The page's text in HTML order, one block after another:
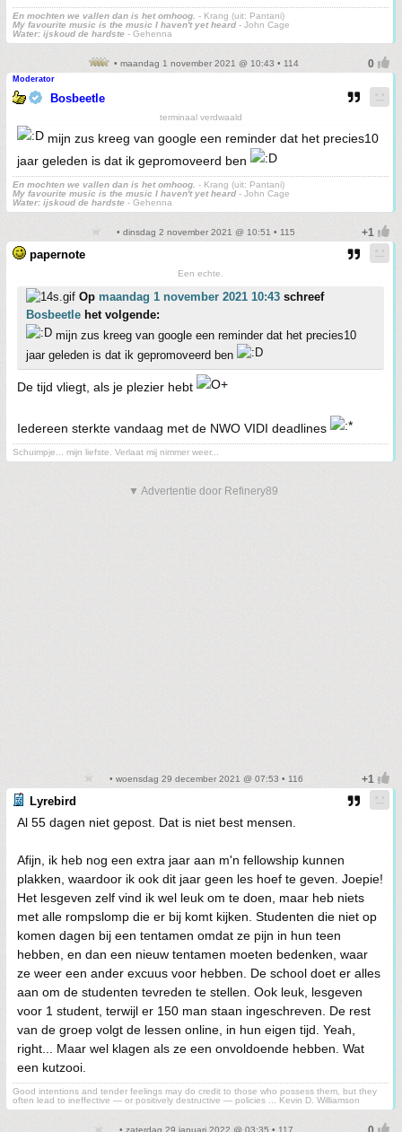
En mochten we vallen dan is het omhoog. - Krang (uit: Pantani)
My favourite music is the music I haven't yet heard - John Cage
Water: ijskoud de hardste - Gehenna
• maandag 1 november 2021 @ 10:43 • 114
Moderator
Bosbeetle
terminaal verdwaald
mijn zus kreeg van google een reminder dat het precies10
jaar geleden is dat ik gepromoveerd ben
En mochten we vallen dan is het omhoog. - Krang (uit: Pantani)
My favourite music is the music I haven't yet heard - John Cage
Water: ijskoud de hardste - Gehenna
• dinsdag 2 november 2021 @ 10:51 • 115
papernote
Een echte.
Op maandag 1 november 2021 10:43 schreef
Bosbeetle het volgende:
mijn zus kreeg van google een reminder dat het precies10
jaar geleden is dat ik gepromoveerd ben
De tijd vliegt, als je plezier hebt
Iedereen sterkte vandaag met de NWO VIDI deadlines
Schuimpje... mijn liefste. Verlaat mij nimmer weer...
▼ Advertentie door Refinery89
• woensdag 29 december 2021 @ 07:53 • 116
Lyrebird
Al 55 dagen niet gepost. Dat is niet best mensen.
Afijn, ik heb nog een extra jaar aan m'n fellowship kunnen
plakken, waardoor ik ook dit jaar geen les hoef te geven. Joepie!
Het lesgeven zelf vind ik wel leuk om te doen, maar heb niets
met alle rompslomp die er bij komt kijken. Studenten die niet op
komen dagen bij een tentamen omdat ze pijn in hun teen
hebben, en dan een nieuw tentamen moeten bedenken, waar
ze weer een ander excuus voor hebben. De school doet er alles
aan om de studenten tevreden te stellen. Ook leuk, lesgeven
voor 1 student, terwijl er 150 man staan ingeschreven. De rest
van de groep volgt de lessen online, in hun eigen tijd. Yeah,
right... Maar wel klagen als ze een onvoldoende hebben. Wat
een kutzooi.
Good intentions and tender feelings may do credit to those who possess them, but they
often lead to ineffective — or positively destructive — policies ... Kevin D. Williamson
• zaterdag 29 januari 2022 @ 03:35 • 117